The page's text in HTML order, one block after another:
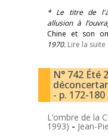
* Le titre de
allusion à
Chine et son
1970. Lire la suite
N° 742 Été
- p. 172-180
L’ombre de la
1993) - Jean-